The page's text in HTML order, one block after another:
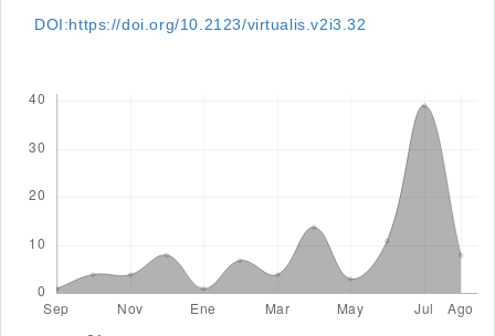
DOI:https://doi.org/10.2123/virtualis.v2i3.32